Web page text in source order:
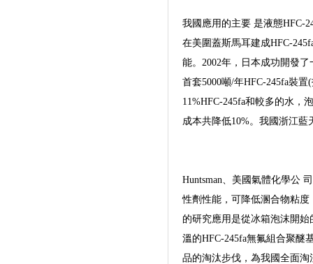
我國應用的主要 是液態HFC-
在美圍蓋斯馬耳建成HFC-
能。2002年，日本成功開發
首套5000噸/年HFC-245fa裝
11%HFC-245fa和較多的水，
成本共降低10%。我國浙江
Huntsman、美國氣體化學公
性劑性能，可降低溷合物粘度
的研究應用是從冰箱泡沫開
溫的HFC-245fa無氟組合聚醚
品的淘汰步伐，為我國全面